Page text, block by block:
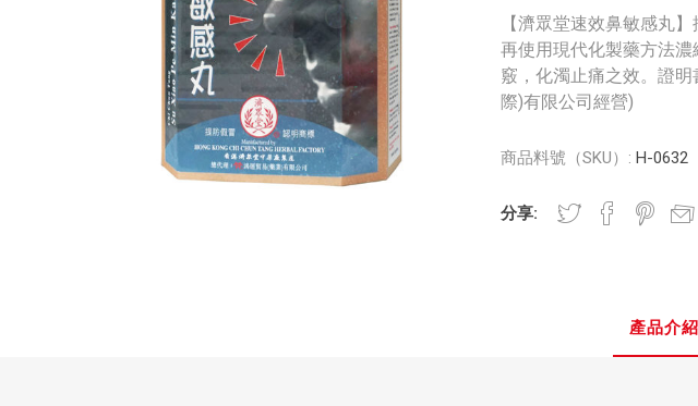
【濟眾堂速效鼻敏感丸
再使用現代化製藥方法
竅，化濁止痛之效。證
際)有限公司經營)
商品料號（SKU）: H-0632
分享:
產品介紹